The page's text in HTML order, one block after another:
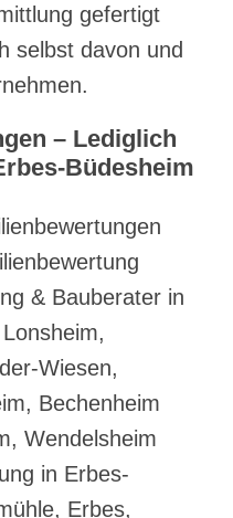
gefertigt
selbst davon und
– Lediglich
Büdesheim
& Bauberater in
Wiesen,
Bechenheim
Wendelsheim
in Erbes-
Erbes,